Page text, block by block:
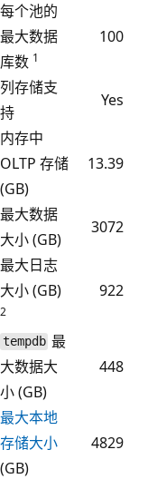
每个池的
最大数据
库数 1
100
列存储支
持
Yes
内存中
OLTP 存储
(GB)
13.39
最大数据
大小 (GB)
3072
最大日志
大小 (GB)
2
922
tempdb 最
大数据大
小 (GB)
448
最大本地
存储大小
(GB)
4829